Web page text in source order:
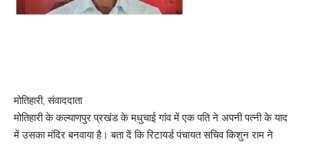
मोतिहारी, संवाददाता
मोतिहारी के कल्याणपुर प्रखंड के मधुचाई गांव में एक पति ने अपनी पत्नी के याद
में उसका मंदिर बनवाया है। बता दें कि रिटायर्ड पंचायत सचिव किशुन राम ने